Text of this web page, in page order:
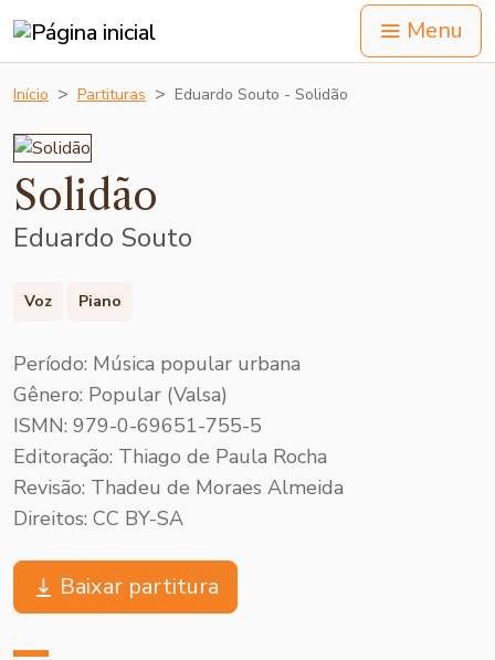
Menu
Início Partituras Eduardo Souto - Solidão
Solidão
Eduardo Souto
Voz Piano
Período: Música popular urbana
Gênero: Popular (Valsa)
ISMN: 979-0-69651-755-5
Editoração: Thiago de Paula Rocha
Revisão: Thadeu de Moraes Almeida
Direitos: CC BY-SA
Baixar partitura